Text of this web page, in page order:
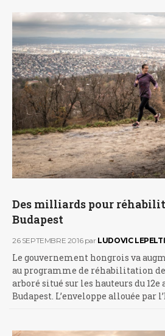
Des milliards pour
Budapest
26 SEPTEMBRE 2016 par LUDOVIC
Le gouvernement hongrois va
au programme de réhabilitation
arboré situé sur les hauteurs du
Budapest. L’enveloppe allouée par